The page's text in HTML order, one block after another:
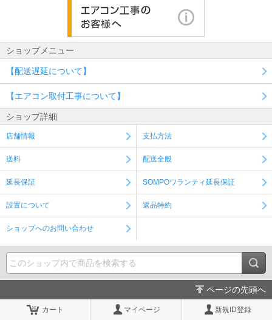
ショップメニュー
【配送遅延について】
【エアコン取付工事について】
ショップ詳細
店舗情報 支払方法
送料 配送全般
延長保証 SOMPOワランティ延長保証
設置について 返品特約
ショップへのお問い合わせ
ページの先頭へ
カート マイページ 新規ID登録